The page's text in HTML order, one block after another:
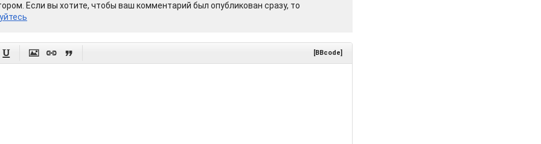
Если вы хотите, чтобы ваш комментарий был опубликован сразу, то
    [BBcode]